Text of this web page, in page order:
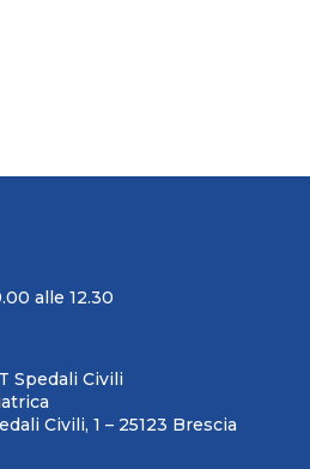
alle 12.30
Spedali Civili
Civili, 1 – 25123 Brescia